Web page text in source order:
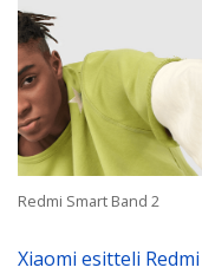
Redmi Smart Band 2
Xiaomi esitteli